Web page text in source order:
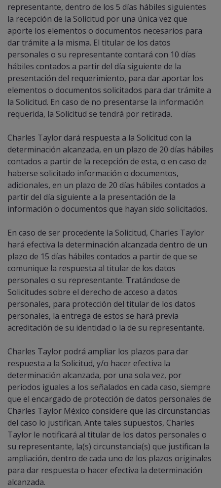
representante, dentro de los 5 días hábiles siguientes
la recepción de la Solicitud por una única vez que
aporte los elementos o documentos necesarios para
dar trámite a la misma. El titular de los datos
personales o su representante contará con 10 días
hábiles contados a partir del día siguiente de la
presentación del requerimiento, para dar aportar los
elementos o documentos solicitados para dar trámite a
la Solicitud. En caso de no presentarse la información
requerida, la Solicitud se tendrá por retirada.
Charles Taylor dará respuesta a la Solicitud con la
determinación alcanzada, en un plazo de 20 días hábiles
contados a partir de la recepción de esta, o en caso de
haberse solicitado información o documentos,
adicionales, en un plazo de 20 días hábiles contados a
partir del día siguiente a la presentación de la
información o documentos que hayan sido solicitados.
En caso de ser procedente la Solicitud, Charles Taylor
hará efectiva la determinación alcanzada dentro de un
plazo de 15 días hábiles contados a partir de que se
comunique la respuesta al titular de los datos
personales o su representante. Tratándose de
Solicitudes sobre el derecho de acceso a datos
personales, para protección del titular de los datos
personales, la entrega de estos se hará previa
acreditación de su identidad o la de su representante.
Charles Taylor podrá ampliar los plazos para dar
respuesta a la Solicitud, y/o hacer efectiva la
determinación alcanzada, por una sola vez, por
periodos iguales a los señalados en cada caso, siempre
que el encargado de protección de datos personales de
Charles Taylor México considere que las circunstancias
del caso lo justifican. Ante tales supuestos, Charles
Taylor le notificará al titular de los datos personales o
su representante, la(s) circunstancia(s) que justifican la
ampliación, dentro de cada uno de los plazos originales
para dar respuesta o hacer efectiva la determinación
alcanzada.